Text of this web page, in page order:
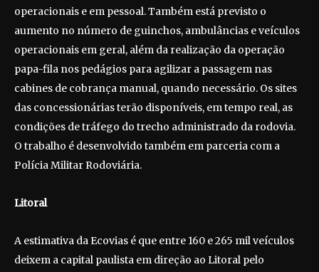
operacionais e em pessoal. Também está previsto o
aumento no número de guinchos, ambulâncias e veículos
operacionais em geral, além da realização da operação
papa-fila nos pedágios para agilizar a passagem nas
cabines de cobrança manual, quando necessário. Os sites
das concessionárias terão disponíveis, em tempo real, as
condições de tráfego do trecho administrado da rodovia.
O trabalho é desenvolvido também em parceria com a
Polícia Militar Rodoviária.
Litoral
A estimativa da Ecovias é que entre 160 e 265 mil veículos
deixem a capital paulista em direção ao Litoral pelo